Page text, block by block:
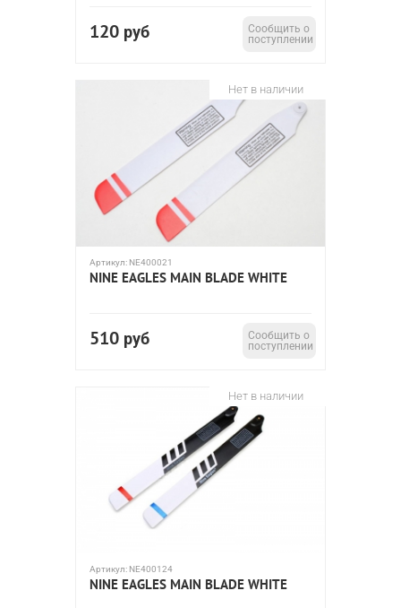
120 руб
Сообщить о
поступлении
Нет в наличии
Артикул: NE400021
NINE EAGLES MAIN BLADE WHITE
510 руб
Сообщить о
поступлении
Нет в наличии
Артикул: NE400124
NINE EAGLES MAIN BLADE WHITE